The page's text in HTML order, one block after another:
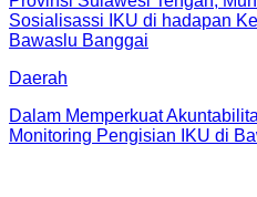
Daerah
Dalam Memperkuat
Monitoring Pengisian IKU di